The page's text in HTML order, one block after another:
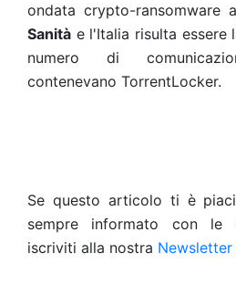
ondata crypto-ransomware
Sanità e l'Italia risulta essere
numero di
contenevano TorrentLocker.
Se questo articolo ti è
sempre informato con
iscriviti alla nostra